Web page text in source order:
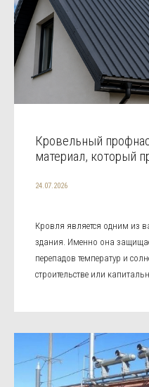
Кровельный
материал, который
24.07.2026
Кровля является одним из
здания. Именно она
перепадов температур и
строительстве или